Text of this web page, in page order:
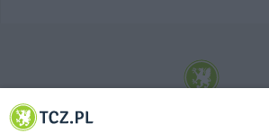
© 2001-2026 Tczew - TCZ.PL Sp. z o.o. Internetowy